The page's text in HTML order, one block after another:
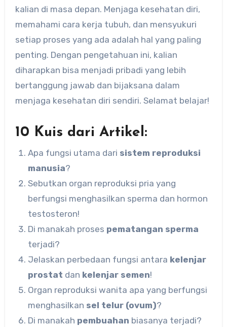
kalian di masa depan. Menjaga kesehatan diri,
memahami cara kerja tubuh, dan mensyukuri
setiap proses yang ada adalah hal yang paling
penting. Dengan pengetahuan ini, kalian
diharapkan bisa menjadi pribadi yang lebih
bertanggung jawab dan bijaksana dalam
menjaga kesehatan diri sendiri. Selamat belajar!
10 Kuis dari Artikel:
Apa fungsi utama dari sistem reproduksi
manusia?
Sebutkan organ reproduksi pria yang
berfungsi menghasilkan sperma dan hormon
testosteron!
Di manakah proses pematangan sperma
terjadi?
Jelaskan perbedaan fungsi antara kelenjar
prostat dan kelenjar semen!
Organ reproduksi wanita apa yang berfungsi
menghasilkan sel telur (ovum)?
Di manakah pembuahan biasanya terjadi?